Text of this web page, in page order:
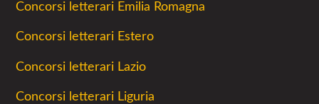
Concorsi letterari Emilia Romagna
Concorsi letterari Estero
Concorsi letterari Lazio
Concorsi letterari Liguria